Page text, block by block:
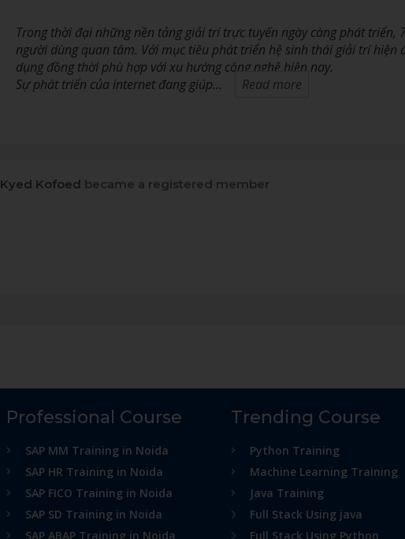
Trong thời đại những nền tảng giải trí trực tuyến ngày càng phát
người dùng quan tâm. Với mục tiêu phát triển hệ sinh thái giải trí
dụng đồng thời phù hợp với xu hướng công nghệ hiện nay.
Sự phát triển của internet đang giúp…
Read more
Kyed Kofoed became a registered member
Professional Course
SAP MM Training in Noida
SAP HR Training in Noida
SAP FICO Training in Noida
SAP SD Training in Noida
SAP ABAP Training in Noida
Trending Course
Python Training
Machine Learning Training
Java Training
Full Stack Using java
Full Stack Using Python